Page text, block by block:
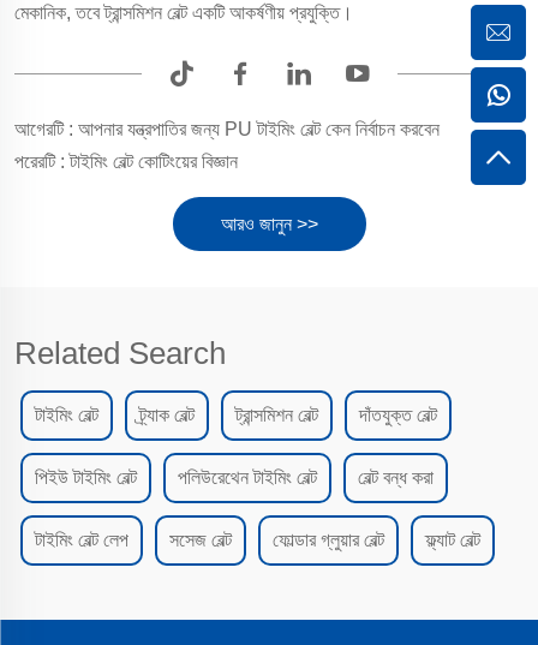
মেকানিক, তবে ট্রান্সমিশন বেল্ট একটি আকর্ষণীয় প্রযুক্তি।
আগেরটি : আপনার যন্ত্রপাতির জন্য PU টাইমিং বেল্ট কেন নির্বাচন করবেন
পরেরটি : টাইমিং বেল্ট কোটিংয়ের বিজ্ঞান
আরও জানুন >>
Related Search
টাইমিং বেল্ট ট্র্যাক বেল্ট ট্রান্সমিশন বেল্ট দাঁতযুক্ত বেল্ট
পিইউ টাইমিং বেল্ট পলিউরেথেন টাইমিং বেল্ট বেল্ট বন্ধ করা
টাইমিং বেল্ট লেপ সসেজ বেল্ট ফোল্ডার গ্লুয়ার বেল্ট ফ্ল্যাট বেল্ট